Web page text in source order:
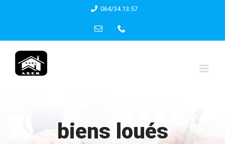
content
064/34.13.57
Email
biens loués